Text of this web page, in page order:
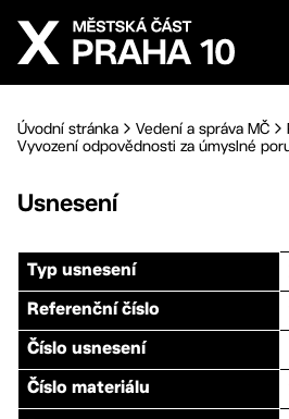
Přejít na hlavní obsah
Úvodní stránka Vedení a správa MČ
Vyvození odpovědnosti za úmyslné
Usnesení
Typ usnesení
Referenční číslo
Číslo usnesení
Číslo materiálu